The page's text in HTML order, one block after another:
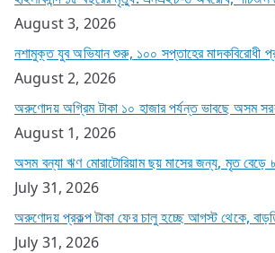
August 3, 2026
নশামুক্ত যুব অভিযান শুরু, ১০০ সপ্তাহের মাদকবিরোধী
August 2, 2026
অরুণোদয় অগ্রিম টাকা ১০ হাজার পর্যন্ত ভাবছে অসম
August 1, 2026
অসম বন্যা ঋণ মোরাটোরিয়াম ছয় মাসের জন্য, মৃত বেড়ে
July 31, 2026
অরুণোদয় প্রকল্প টাকা ফের চালু হচ্ছে আগস্ট থেকে,
July 31, 2026